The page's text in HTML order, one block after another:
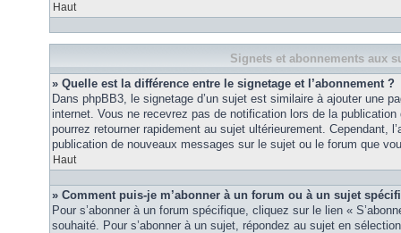
Haut
Signets et abonnements aux
» Quelle est la différence entre le signetage et l’abonnement ?
Dans phpBB3, le signetage d’un sujet est similaire à ajouter une
internet. Vous ne recevrez pas de notification lors de la publication
pourrez retourner rapidement au sujet ultérieurement. Cependant,
publication de nouveaux messages sur le sujet ou le forum que
Haut
» Comment puis-je m’abonner à un forum ou à un sujet
Pour s’abonner à un forum spécifique, cliquez sur le lien «
souhaité. Pour s’abonner à un sujet, répondez au sujet en